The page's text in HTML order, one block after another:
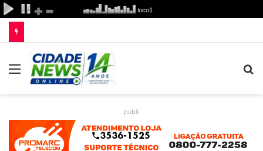
Menu
publi